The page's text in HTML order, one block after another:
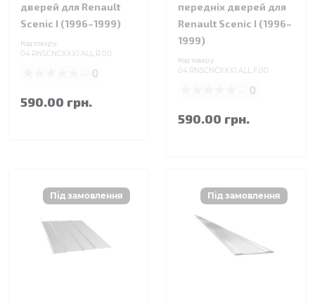
дверей для Renault
Scenic I (1996–1999)
Код товару:
04.RNSCNCXXX1.ALL.R.00
0
590.00 грн.
передніх дверей для
Renault Scenic I (1996–
1999)
Код товару:
04.RNSCNCXXX1.ALL.F.00
0
590.00 грн.